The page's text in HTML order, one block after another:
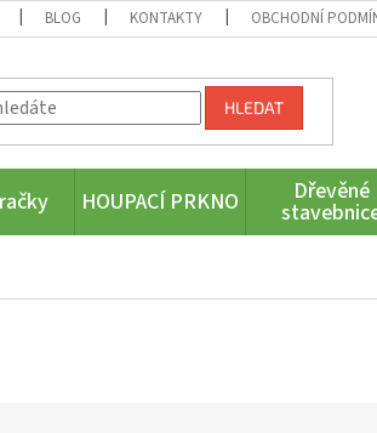
BLOG KONTAKTY OBCHODNÍ
HLEDAT
HOUPACÍ PRKNO Dřevěné